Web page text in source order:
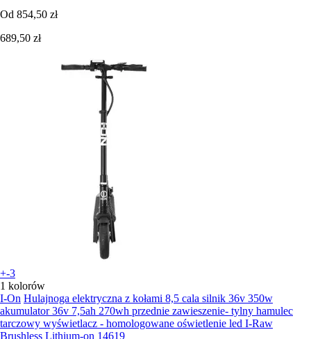
Od 854,50 zł
689,50 zł
+-3
1 kolorów
I-On Hulajnoga elektryczna z kołami 8,5 cala silnik 36v 350w
akumulator 36v 7,5ah 270wh przednie zawieszenie- tylny hamulec
tarczowy wyświetlacz - homologowane oświetlenie led I-Raw
Brushless Lithium-on 14619